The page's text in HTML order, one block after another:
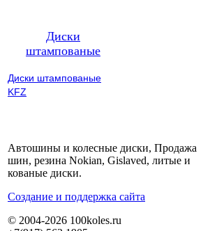
Диски
штампованые
Диски штампованые
KFZ
Автошины и колесные диски, Продажа
шин, резина Nokian, Gislaved, литые и
кованые диски.
Cоздание и поддержка сайта
© 2004-2026 100koles.ru